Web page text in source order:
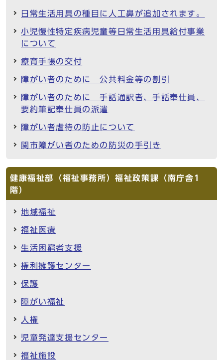
日常生活用具の種目に人工鼻が追加されます。
小児慢性特定疾病児童等日常生活用具給付事業
について
療育手帳の交付
障がい者のために 公共料金等の割引
障がい者のために 手話通訳者、手話奉仕員、
要約筆記奉仕員の派遣
障がい者虐待の防止について
関市障がい者のための防災の手引き
健康福祉部（福祉事務所）福祉政策課（南庁舎1
階）
地域福祉
福祉医療
生活困窮者支援
権利擁護センター
保護
障がい福祉
人権
児童発達支援センター
福祉施設